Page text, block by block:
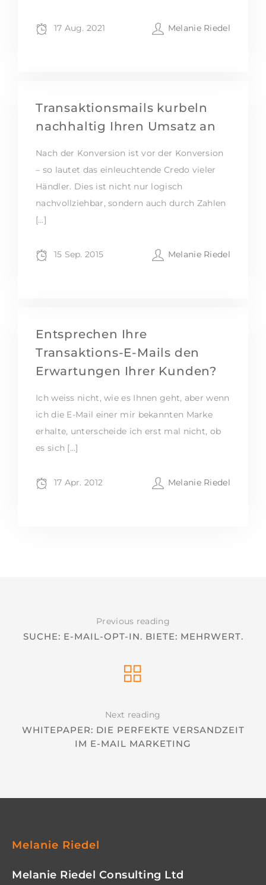
17 Aug. 2021 Melanie Riedel
Transaktionsmails kurbeln
nachhaltig Ihren Umsatz an
Nach der Konversion ist vor der Konversion
– so lautet das einleuchtende Credo vieler
Händler. Dies ist nicht nur logisch
nachvollziehbar, sondern auch durch Zahlen
[…]
15 Sep. 2015 Melanie Riedel
Entsprechen Ihre
Transaktions-E-Mails den
Erwartungen Ihrer Kunden?
Ich weiss nicht, wie es Ihnen geht, aber wenn
ich die E-Mail einer mir bekannten Marke
erhalte, unterscheide ich erst mal nicht, ob
es sich […]
17 Apr. 2012 Melanie Riedel
Previous reading
SUCHE: E-MAIL-OPT-IN. BIETE: MEHRWERT.
Next reading
WHITEPAPER: DIE PERFEKTE VERSANDZEIT
IM E-MAIL MARKETING
Melanie Riedel
Melanie Riedel Consulting Ltd